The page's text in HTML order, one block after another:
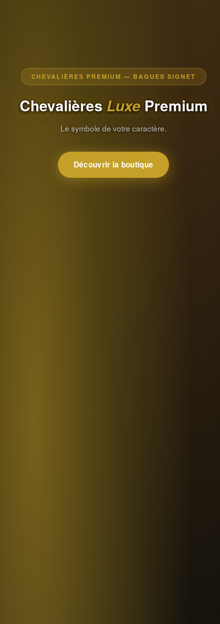
CHEVALIÈRES PREMIUM — BAGUES SIGNET
ChevalièresLuxePremium
Le symbole de votre caractère.
Découvrir la boutique